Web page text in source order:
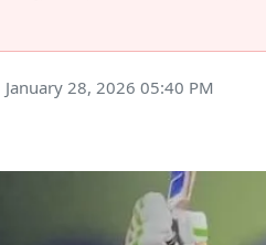
28, 2026 05:40 PM